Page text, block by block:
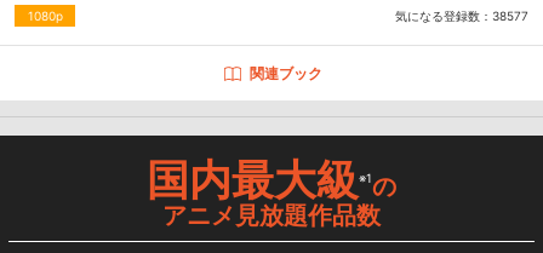
1080p 気になる登録数： 38577
関連ブック
国内最大級※1の
アニメ見放題作品数